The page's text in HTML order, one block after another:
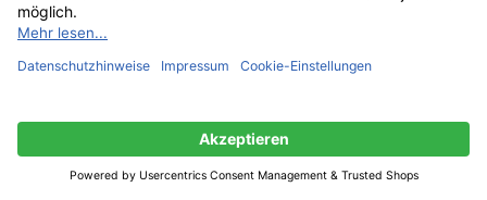
Produkte filtern